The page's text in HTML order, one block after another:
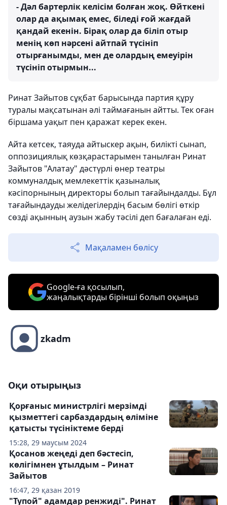
- Дәл бартерлік келісім болған жоқ. Өйткені
олар да ақымақ емес, біледі ғой жағдай
қандай екенін. Бірақ олар да біліп отыр
менің көп нәрсені айтпай түсініп
отырғанымды, мен де олардың емеуірін
түсініп отырмын...
Ринат Зайытов сұқбат барысында партия құру
туралы мақсатынан әлі таймағанын айтты. Тек оған
біршама уақыт пен қаражат керек екен.
Айта кетсек, таяуда айтыскер ақын, билікті сынап,
оппозициялық көзқарастарымен танылған Ринат
Зайытов "Алатау" дәстүрлі өнер театры
коммуналдық мемлекеттік қазыналық
кәсіпорнының директоры болып тағайындалды. Бұл
тағайындауды желідегілердің басым бөлігі өткір
сөзді ақынның аузын жабу тәсілі деп бағалаған еді.
Мақаламен бөлісу
Google-ға қосылып,
жаңалықтарды бірінші болып оқыңыз
zkadm
Оқи отырыңыз
15:28, 29 маусым 2024
Қорғаныс министрлігі мерзімді
қызметтегі сарбаздардың өліміне
қатысты түсініктеме берді
16:47, 29 қазан 2019
Қосанов жеңеді деп бәстесіп,
көлігімнен ұтылдым – Ринат
Зайытов
"Тупой" адамдар ренжиді". Ринат